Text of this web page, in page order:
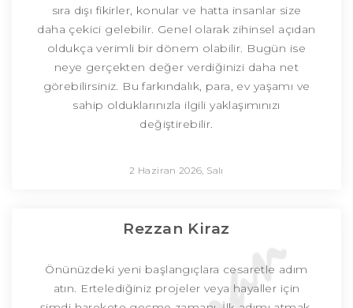
sıra dışı fikirler, konular ve hatta insanlar size
daha çekici gelebilir. Genel olarak zihinsel açıdan
oldukça verimli bir dönem olabilir. Bugün ise
neye gerçekten değer verdiğinizi daha net
görebilirsiniz. Bu farkındalık, para, ev yaşamı ve
sahip olduklarınızla ilgili yaklaşımınızı
değiştirebilir.
2 Haziran 2026, Salı
Rezzan Kiraz
Önünüzdeki yeni başlangıçlara cesaretle adım
atın. Ertelediğiniz projeler veya hayaller için